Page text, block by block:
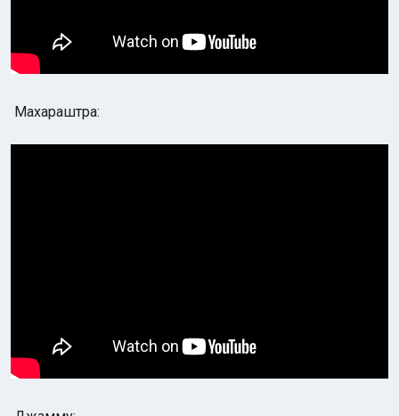
Махараштра: